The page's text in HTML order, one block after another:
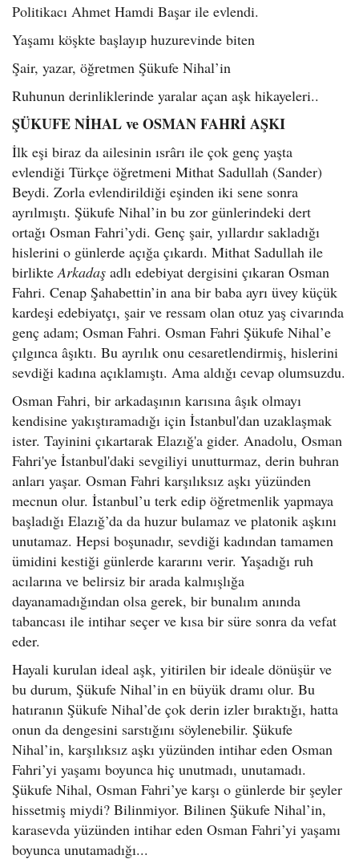
Politikacı Ahmet Hamdi Başar ile evlendi.
Yaşamı köşkte başlayıp huzurevinde biten
Şair, yazar, öğretmen Şükufe Nihal’in
Ruhunun derinliklerinde yaralar açan aşk hikayeleri..
ŞÜKUFE NİHAL ve OSMAN FAHRİ AŞKI
İlk eşi biraz da ailesinin ısrârı ile çok genç yaşta
evlendiği Türkçe öğretmeni Mithat Sadullah (Sander)
Beydi. Zorla evlendirildiği eşinden iki sene sonra
ayrılmıştı. Şükufe Nihal’in bu zor günlerindeki dert
ortağı Osman Fahri’ydi. Genç şair, yıllardır sakladığı
hislerini o günlerde açığa çıkardı. Mithat Sadullah ile
birlikte Arkadaş adlı edebiyat dergisini çıkaran Osman
Fahri. Cenap Şahabettin’in ana bir baba ayrı üvey küçük
kardeşi edebiyatçı, şair ve ressam olan otuz yaş civarında
genç adam; Osman Fahri. Osman Fahri Şükufe Nihal’e
çılgınca âşıktı. Bu ayrılık onu cesaretlendirmiş, hislerini
sevdiği kadına açıklamıştı. Ama aldığı cevap olumsuzdu.
Osman Fahri, bir arkadaşının karısına âşık olmayı
kendisine yakıştıramadığı için İstanbul'dan uzaklaşmak
ister. Tayinini çıkartarak Elazığ'a gider. Anadolu, Osman
Fahri'ye İstanbul'daki sevgiliyi unutturmaz, derin buhran
anları yaşar. Osman Fahri karşılıksız aşkı yüzünden
mecnun olur. İstanbul’u terk edip öğretmenlik yapmaya
başladığı Elazığ’da da huzur bulamaz ve platonik aşkını
unutamaz. Hepsi boşunadır, sevdiği kadından tamamen
ümidini kestiği günlerde kararını verir. Yaşadığı ruh
acılarına ve belirsiz bir arada kalmışlığa
dayanamadığından olsa gerek, bir bunalım anında
tabancası ile intihar seçer ve kısa bir süre sonra da vefat
eder.
Hayali kurulan ideal aşk, yitirilen bir ideale dönüşür ve
bu durum, Şükufe Nihal’in en büyük dramı olur. Bu
hatıranın Şükufe Nihal’de çok derin izler bıraktığı, hatta
onun da dengesini sarstığını söylenebilir. Şükufe
Nihal’in, karşılıksız aşkı yüzünden intihar eden Osman
Fahri’yi yaşamı boyunca hiç unutmadı, unutamadı.
Şükufe Nihal, Osman Fahri’ye karşı o günlerde bir şeyler
hissetmiş miydi? Bilinmiyor. Bilinen Şükufe Nihal’in,
karasevda yüzünden intihar eden Osman Fahri’yi yaşamı
boyunca unutamadığı...